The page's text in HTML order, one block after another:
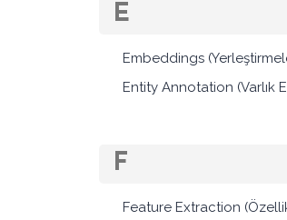
E
Embeddings
Entity Annotation (Varlık
F
Feature Extraction (Özellik